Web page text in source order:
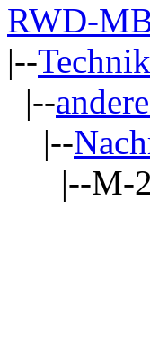
RWD-
|--Technik
|--
|--
|--M-